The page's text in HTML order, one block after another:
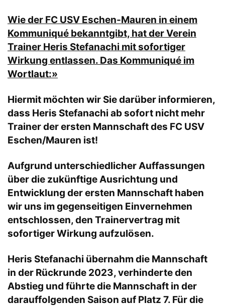
Wie der FC USV Eschen-Mauren in einem
Kommuniqué bekanntgibt, hat der Verein
Trainer Heris Stefanachi mit sofortiger
Wirkung entlassen. Das Kommuniqué im
Wortlaut:»
Hiermit möchten wir Sie darüber informieren,
dass Heris Stefanachi ab sofort nicht mehr
Trainer der ersten Mannschaft des FC USV
Eschen/Mauren ist!
Aufgrund unterschiedlicher Auffassungen
über die zukünftige Ausrichtung und
Entwicklung der ersten Mannschaft haben
wir uns im gegenseitigen Einvernehmen
entschlossen, den Trainervertrag mit
sofortiger Wirkung aufzulösen.
Heris Stefanachi übernahm die Mannschaft
in der Rückrunde 2023, verhinderte den
Abstieg und führte die Mannschaft in der
darauffolgenden Saison auf Platz 7. Für die